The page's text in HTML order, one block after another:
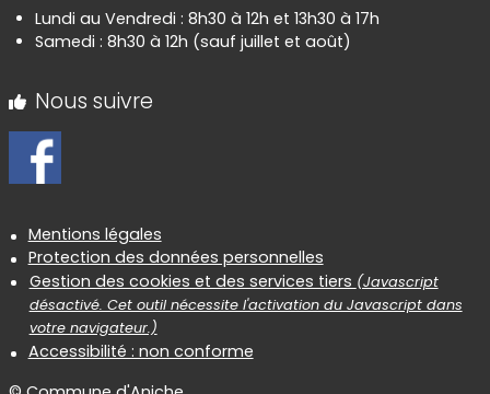
Lundi au Vendredi : 8h30 à 12h et 13h30 à 17h
Samedi : 8h30 à 12h (sauf juillet et août)
Nous suivre
Informations réglementaires
Mentions légales
Protection des données personnelles
Gestion des cookies et des services tiers (Javascript
désactivé. Cet outil nécessite l'activation du Javascript dans
votre navigateur.)
Accessibilité : non conforme